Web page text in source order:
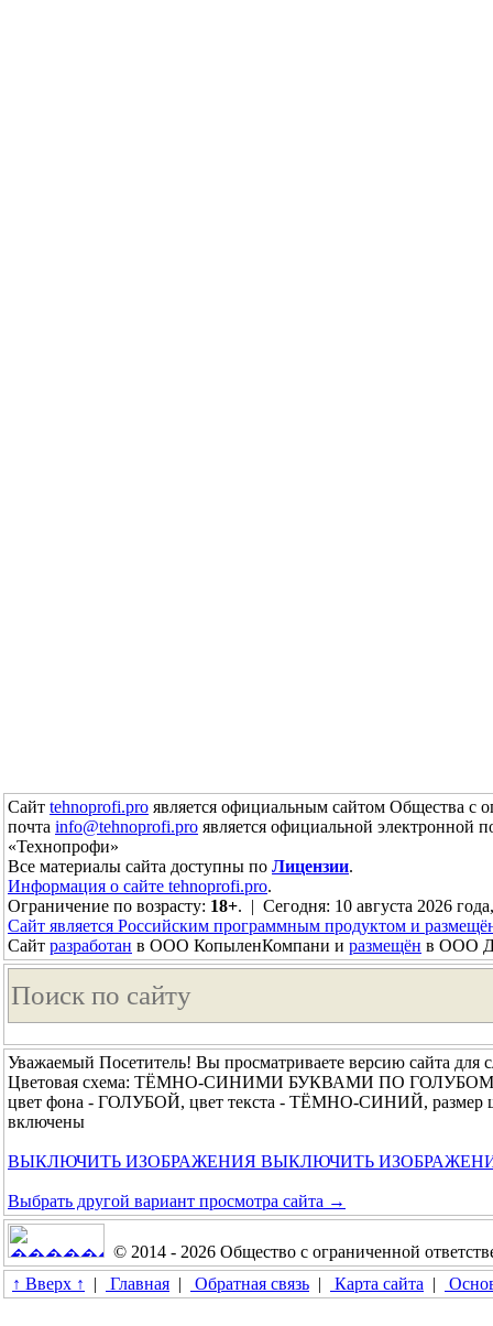
Сайт tehnoprofi.pro является официальным сайтом Общества с
почта info@tehnoprofi.pro является официальной электронной
«Технопрофи»
Все материалы сайта доступны по Лицензии.
Информация о сайте tehnoprofi.pro.
Ограничение по возрасту: 18+. | Сегодня: 10 августа 2026
Сайт является Российским программным продуктом и
Сайт разработан в ООО КопыленКомпани и размещён в ООО
Уважаемый Посетитель! Вы просматриваете версию сайта для
Цветовая схема: ТЁМНО-СИНИМИ БУКВАМИ ПО
цвет фона - ГОЛУБОЙ, цвет текста - ТЁМНО-СИНИЙ,
включены
ВЫКЛЮЧИТЬ ИЗОБРАЖЕНИЯ ВЫКЛЮЧИТЬ
Выбрать другой вариант просмотра сайта →
© 2014 - 2026 Общество с ограниченной
↑ Вверх ↑
| Главная | Обратная связь | Карта сайта |